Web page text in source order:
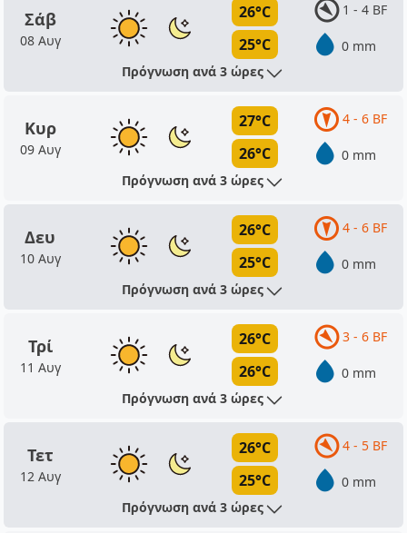
Σάβ
08 Αυγ
26°C
25°C
1 - 4 BF
0 mm
Πρόγνωση ανά 3 ώρες
Κυρ
09 Αυγ
27°C
26°C
4 - 6 BF
0 mm
Πρόγνωση ανά 3 ώρες
Δευ
10 Αυγ
26°C
25°C
4 - 6 BF
0 mm
Πρόγνωση ανά 3 ώρες
Τρί
11 Αυγ
26°C
26°C
3 - 6 BF
0 mm
Πρόγνωση ανά 3 ώρες
Τετ
12 Αυγ
26°C
25°C
4 - 5 BF
0 mm
Πρόγνωση ανά 3 ώρες